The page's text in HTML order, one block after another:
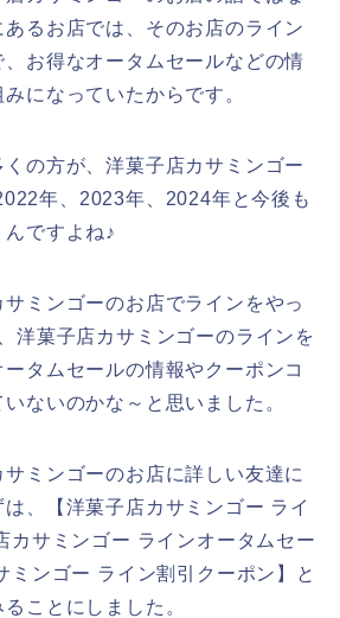
るお店では、そのお店のライン
お得なオータムセールなどの情
になっていたからです。
の方が、洋菓子店カサミンゴー
年、2023年、2024年と今後も
ですよね♪
ミンゴーのお店でラインをやっ
洋菓子店カサミンゴーのラインを
タムセールの情報やクーポンコ
ないのかな～と思いました。
ミンゴーのお店に詳しい友達に
、【洋菓子店カサミンゴー ライ
カサミンゴー ラインオータムセー
ミンゴー ライン割引クーポン】と
ことにしました。